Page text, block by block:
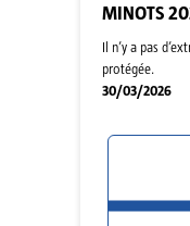
MINOTS
Il n’y a pas
protégée.
30/03/2026